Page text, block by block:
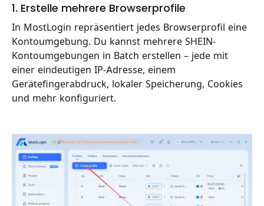
1. Erstelle mehrere Browserprofile
In MostLogin repräsentiert jedes Browserprofil eine
Kontoumgebung. Du kannst mehrere SHEIN-
Kontoumgebungen in Batch erstellen – jede mit
einer eindeutigen IP-Adresse, einem
Gerätefingerabdruck, lokaler Speicherung, Cookies
und mehr konfiguriert.